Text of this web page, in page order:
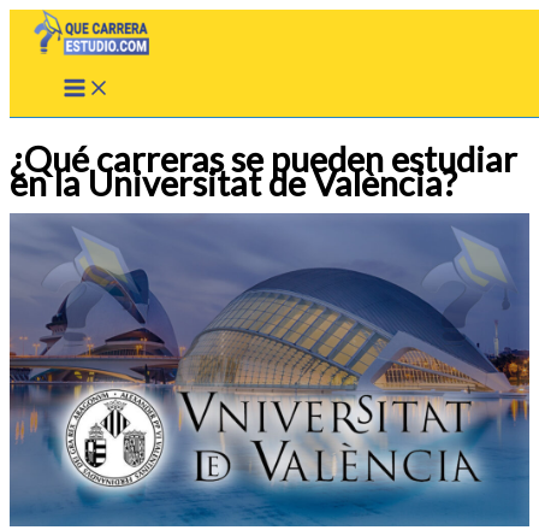
¿Qué carreras se pueden estudiar
en la Universitat de València?